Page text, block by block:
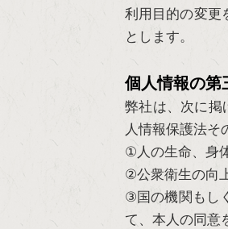
利用目的の変更
とします。
個人情報の第
弊社は、次に掲
人情報保護法そ
①人の生命、身
②公衆衛生の向
③国の機関もし
て、本人の同意